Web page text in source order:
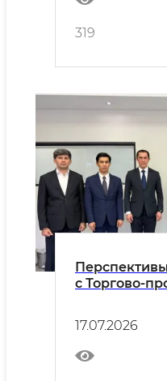
319
с Торгово-
17.07.2026